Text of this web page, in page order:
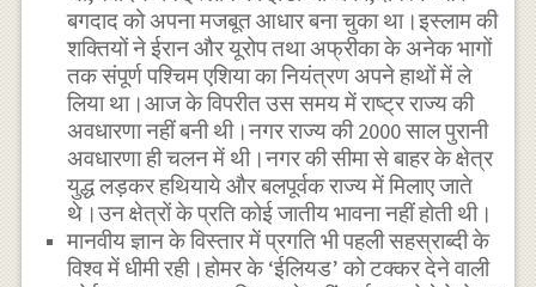
बगदाद को अपना मजबूत आधार बना चुका था।इस्लाम की
शक्तियों ने ईरान और यूरोप तथा अफ्रीका के अनेक भागों
तक संपूर्ण पश्चिम एशिया का नियंत्रण अपने हाथों में ले
लिया था।आज के विपरीत उस समय में राष्ट्र राज्य की
अवधारणा नहीं बनी थी।नगर राज्य की 2000 साल पुरानी
अवधारणा ही चलन में थी।नगर की सीमा से बाहर के क्षेत्र
युद्ध लड़कर हथियाये और बलपूर्वक राज्य में मिलाए जाते
थे।उन क्षेत्रों के प्रति कोई जातीय भावना नहीं होती थी।
मानवीय ज्ञान के विस्तार में प्रगति भी पहली सहस्राब्दी के
विश्व में धीमी रही।होमर के ‘ईलियड’ को टक्कर देने वाली